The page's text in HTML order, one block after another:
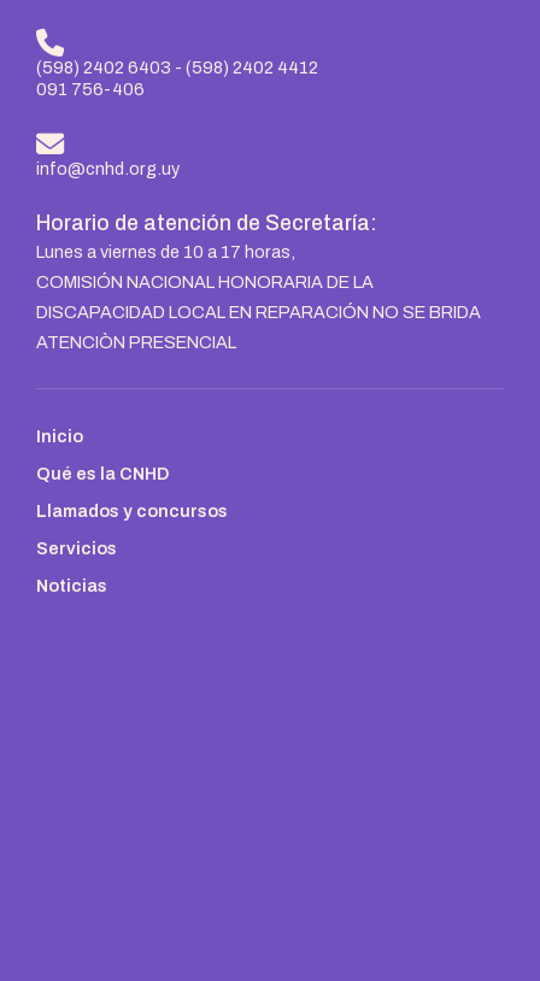
(598) 2402 6403 - (598) 2402 4412
091 756-406
info@cnhd.org.uy
Horario de atención de Secretaría:
Lunes a viernes de 10 a 17 horas,
COMISIÓN NACIONAL HONORARIA DE LA
DISCAPACIDAD LOCAL EN REPARACIÓN NO SE BRIDA
ATENCIÒN PRESENCIAL
Inicio
Qué es la CNHD
Llamados y concursos
Servicios
Noticias